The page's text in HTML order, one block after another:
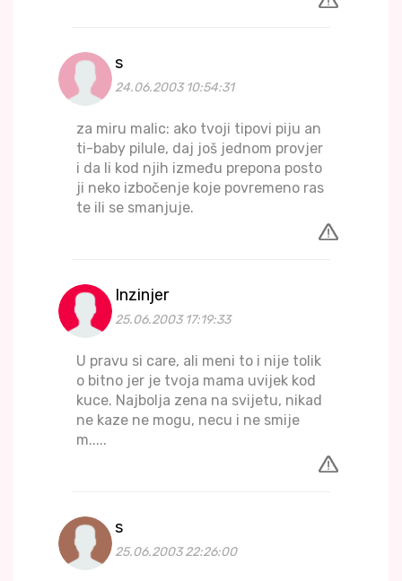
s
24.06.2003 10:54:31
za miru malic: ako tvoji tipovi piju an
ti-baby pilule, daj još jednom provjer
i da li kod njih između prepona posto
ji neko izbočenje koje povremeno ras
te ili se smanjuje.
Inzinjer
25.06.2003 17:19:33
U pravu si care, ali meni to i nije tolik
o bitno jer je tvoja mama uvijek kod
kuce. Najbolja zena na svijetu, nikad
ne kaze ne mogu, necu i ne smije
m.....
s
25.06.2003 22:26:00